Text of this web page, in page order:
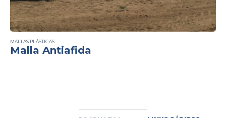
MALLAS PLÁSTICAS
Malla Antiafida